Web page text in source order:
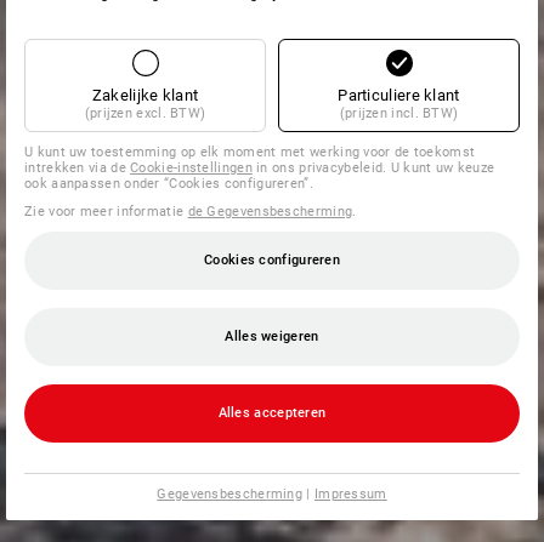
Zakelijke klant
(prijzen excl. BTW)
Particuliere klant
(prijzen incl. BTW)
U kunt uw toestemming op elk moment met werking voor de toekomst
intrekken via deCookie-instellingenin ons privacybeleid. U kunt uw keuze
ook aanpassen onder “Cookies configureren”.
Zie voor meer informatie de Gegevensbescherming.
Cookies configureren
Alles weigeren
Alles accepteren
Gegevensbescherming | Impressum